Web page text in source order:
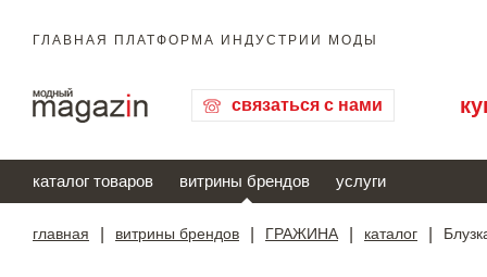
ГЛАВНАЯ ПЛАТФОРМА ИНДУСТРИИ МОДЫ
связаться с нами
каталог товаров витрины брендов услуги
главная витрины брендов ГРАЖИНА каталог